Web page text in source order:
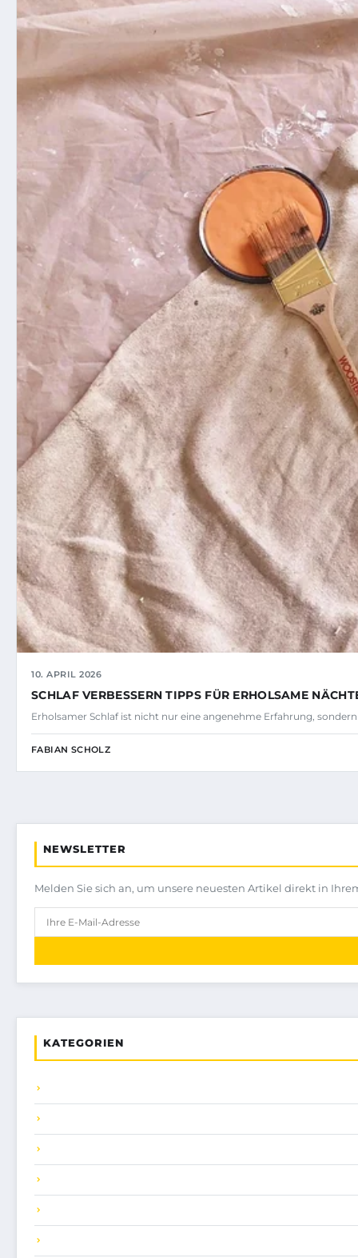
10. APRIL 2026
SCHLAF VERBESSERN TIPPS FÜR ERHOLSAME
Erholsamer Schlaf ist nicht nur eine angenehme Erfahrung,
FABIAN SCHOLZ
NEWSLETTER
Melden Sie sich an, um unsere neuesten Artikel direkt in
KATEGORIEN